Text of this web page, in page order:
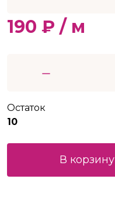
190 ₽ / м
Остаток
10
В корзину